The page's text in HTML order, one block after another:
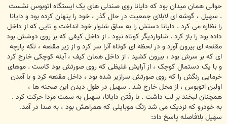
حوالی همان میدان بود که دایانا روی صندلی های یک ایستگاه اتوبوس نشست
. سهیل ، گوشه ای لابلای جمعیت در حال گذر ، خود را پنهان کرده بود و دایانا
را نظاره می کرد . دایانا دستش را به ساق شلوار خود انداخت و تایی که از داخل
داده بود را باز کرد . شلواردیگر کوتاه نبود . از داخل کیفی که بر روی دوشش بود
مقنعه ای بیرون آورد و در لحظه ای کوتاه آنرا سر کرد و از زیر مقنعه ، تکه پارچه
ای که بر سرش بود ، بیرون کشید . از داخل همان کیف ، آینه کوچکی خارج کرد
و با یک دستمال کوچک ، از آرایش غلیظی که روی صورتش بود کاست . موهای
خرمایی رنگش را که روی صورتش سرازیر شده بود ، داخل مقنعه کرد و با آمدن
اولین اتوبوس ، از محل خارج شد . سهیل در طول دیدن این صحنه ها ،
همچنان لبخند بر لب داشت . با رفتن دایانا، سهیل به سمت مزدا حرکت کرد .
به خودرو که نزدیک می شد زنگ موبایلی که همراهش بود ، به صدا در آمد.
سهیل بلافاصله پاسخ داد: